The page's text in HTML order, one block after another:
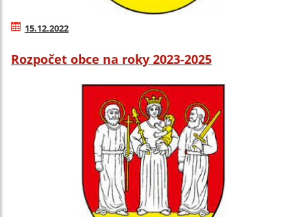
15.12.2022
Rozpočet obce na roky 2023-2025